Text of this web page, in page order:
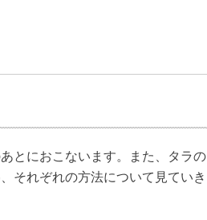
とにおこないます。また、タラの
それぞれの方法について見ていき